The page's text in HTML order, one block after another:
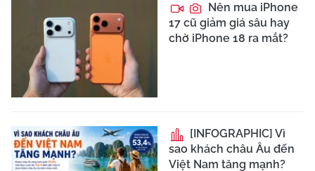
Nên mua iPhone
17 cũ giảm giá sâu hay
chờ iPhone 18 ra mắt?
[INFOGRAPHIC] Vì
sao khách châu Âu đến
Việt Nam tăng mạnh?